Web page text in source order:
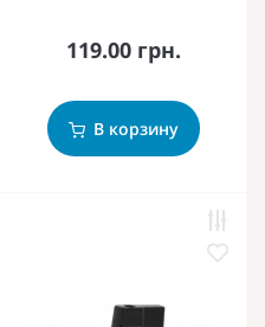
119.00 грн.
В корзину